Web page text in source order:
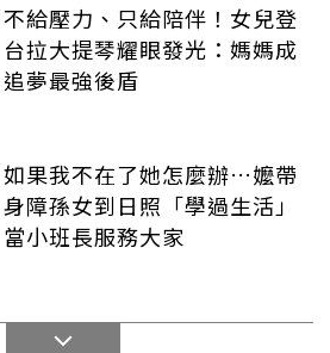
不給壓力、只給陪伴！女兒登
台拉大提琴耀眼發光：媽媽成
追夢最強後盾
如果我不在了她怎麼辦…嬤帶
身障孫女到日照「學過生活」
當小班長服務大家